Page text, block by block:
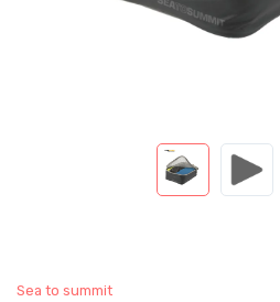
Sea to summit